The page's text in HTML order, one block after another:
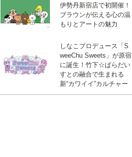
伊勢丹新宿店で初開催！
ブラウンが伝える心の温
もりとアートの魅力
しなこプロデュース「S
weeChu Sweets」が原宿
に誕生！竹下☆ぱらだい
すとの融合で生まれる
新“カワイイ”カルチャー